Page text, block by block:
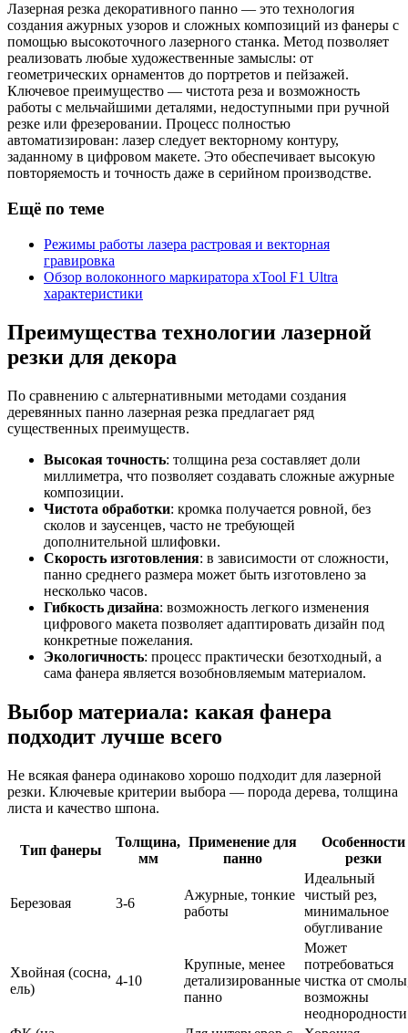
Лазерная резка декоративного панно — это технология
создания ажурных узоров и сложных композиций из фанеры с
помощью высокоточного лазерного станка. Метод позволяет
реализовать любые художественные замыслы: от
геометрических орнаментов до портретов и пейзажей.
Ключевое преимущество — чистота реза и возможность
работы с мельчайшими деталями, недоступными при ручной
резке или фрезеровании. Процесс полностью
автоматизирован: лазер следует векторному контуру,
заданному в цифровом макете. Это обеспечивает высокую
повторяемость и точность даже в серийном производстве.
Ещё по теме
Режимы работы лазера растровая и векторная
гравировка
Обзор волоконного маркиратора xTool F1 Ultra
характеристики
Преимущества технологии лазерной
резки для декора
По сравнению с альтернативными методами создания
деревянных панно лазерная резка предлагает ряд
существенных преимуществ.
Высокая точность: толщина реза составляет доли
миллиметра, что позволяет создавать сложные ажурные
композиции.
Чистота обработки: кромка получается ровной, без
сколов и заусенцев, часто не требующей
дополнительной шлифовки.
Скорость изготовления: в зависимости от сложности,
панно среднего размера может быть изготовлено за
несколько часов.
Гибкость дизайна: возможность легкого изменения
цифрового макета позволяет адаптировать дизайн под
конкретные пожелания.
Экологичность: процесс практически безотходный, а
сама фанера является возобновляемым материалом.
Выбор материала: какая фанера
подходит лучше всего
Не всякая фанера одинаково хорошо подходит для лазерной
резки. Ключевые критерии выбора — порода дерева, толщина
листа и качество шпона.
Тип фанеры
Толщина,
мм
Применение для
панно
Особенности
резки
Березовая 3-6
Ажурные, тонкие
работы
Идеальный
чистый рез,
минимальное
обугливание
Хвойная (сосна,
ель)
4-10
Крупные, менее
детализированные
панно
Может
потребоваться
чистка от
возможны
неоднородности